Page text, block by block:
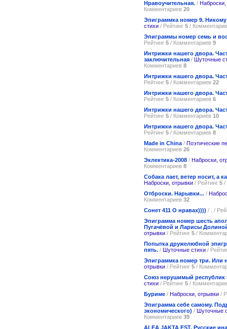
Нравоучительная. /
Комментариев 20
Эпиграммка номер 9. Никому
стихи / Рейтинг 5 /
Эпиграммы номер семь и
Рейтинг 5 / Комментариев 9
Интрижки нашего двора.
заключительная / Шуточные
Комментариев 8
Интрижки нашего двора.
Рейтинг 5 / Комментариев 22
Интрижки нашего двора.
Рейтинг 5 / Комментариев 6
Интрижки нашего двора.
Рейтинг 5 / Комментариев 10
Интрижки нашего двора.
Рейтинг 5 / Комментариев 8
Made in China / Поэтические
Комментариев 26
Эклектика-2008 / Наброски,
Комментариев 8
Собака лает, ветер носит, а
Наброски, отрывки / Рейтинг 5 /
Отброски. Нарывки... /
Комментариев 32
Сонет 411 О нравах)))) /
/
Эпиграмма номер шесть
Пугачёвой и Ларисы
отрывки / Рейтинг 5 /
Попытка дружелюбной
пять. / Шуточные стихи /
Эпиграммка номер три. Или
отрывки / Рейтинг 5 /
Союз нерушимый республик
стихи / Рейтинг 5 /
Буриме / Наброски, отрывки /
Эпиграмма себе самому.
экономического) / Шуточные
Комментариев 39
ALEA JAKTA EST. Русские